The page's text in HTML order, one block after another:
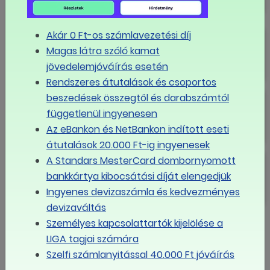
elégedettek lehetnek a felek
Lényegében megszületett a
megállapodás a minimálbérről és a
garantált bérminimumról
Tisztújító LIGA Tanács
Meglepőt húzott a kormány, újra
nyitott a 2026-os minimálbér sorsa
MÉG TÖBB
Eseménynaptár
Akár 0 Ft-os számlavezetési díj
Magas látra szóló kamat
jövedelemjóváírás esetén
Rendszeres átutalások és csoportos
beszedések összegtől és darabszámtól
függetlenül ingyenesen
Az eBankon és NetBankon indított eseti
átutalások 20.000 Ft-ig ingyenesek
A Standars MesterCard dombornyomott
bankkártya kibocsátási díját elengedjük
Ingyenes devizaszámla és kedvezményes
devizaváltás
Személyes kapcsolattartók kijelölése a
LIGA tagjai számára
Szelfi számlanyitással 40.000 Ft jóváírás